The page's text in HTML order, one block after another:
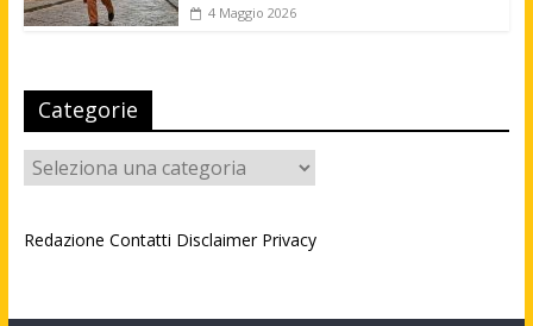
4 Maggio 2026
Categorie
Categorie
Redazione Contatti Disclaimer Privacy